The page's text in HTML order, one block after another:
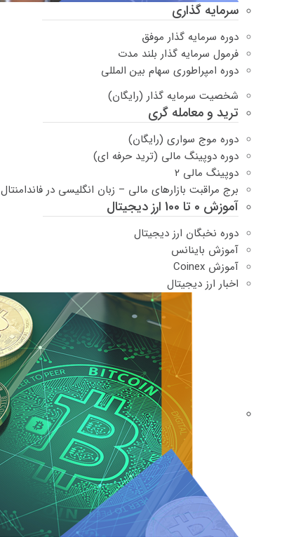
سرمایه گذاری
دوره سرمایه گذار موفق
فرمول سرمایه گذار بلند مدت
دوره امپراطوری سهام بین المللی
شخصیت سرمایه گذار (رایگان)
ترید و معامله گری
دوره موج سواری (رایگان)
دوره دوپینگ مالی (ترید حرفه ای)
دوپینگ مالی ۲
برج مراقبت بازارهای مالی – زبان انگلیسی در فاندامنتال
آموزش 0 تا 100 ارز دیجیتال
دوره نخبگان ارز دیجیتال
آموزش باینانس
آموزش Coinex
اخبار ارز دیجیتال